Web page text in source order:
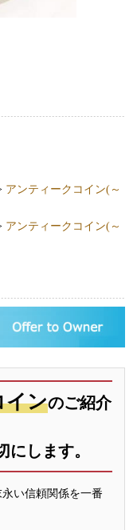
アンティークコイン(～
アンティークコイン(～
インのご紹介
にします。
い信頼関係を一番